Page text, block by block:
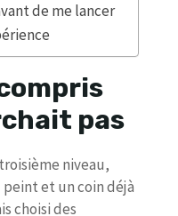
de me lancer
pas
niveau,
et un coin déjà
choisi des